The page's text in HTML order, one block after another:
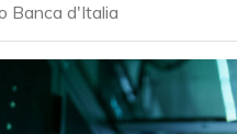
Banca d'Italia